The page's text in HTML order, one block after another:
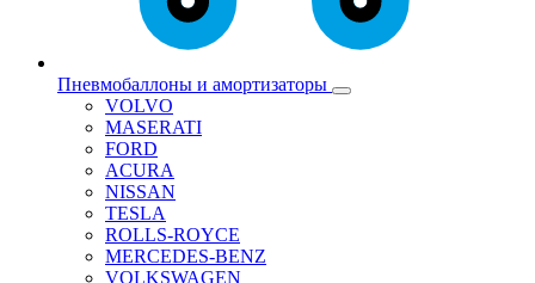
Пневмобаллоны и амортизаторы
VOLVO
MASERATI
FORD
ACURA
NISSAN
TESLA
ROLLS-ROYCE
MERCEDES-BENZ
VOLKSWAGEN